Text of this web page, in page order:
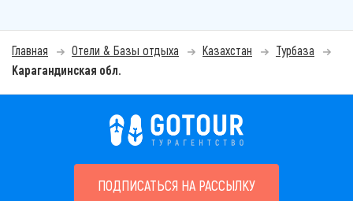
представлены на нашем сайте. Основные и популярные
направления отдыха в Казахстане: отдых на Алаколе,
Боровое, Горячие источники и другие. Вы также
можетевоспользоваться услугами наших
квалифицированных турагентовдля подбора и
бронирования своего отдыха. Мы знаем все о лучшем и
Всю красоту, историю и глубину традиций Казахского
Главная Отели & Базы отдыха Казахстан
Турбаза
Карагандинская обл.
ПОДПИСАТЬСЯ НА РАССЫЛКУ